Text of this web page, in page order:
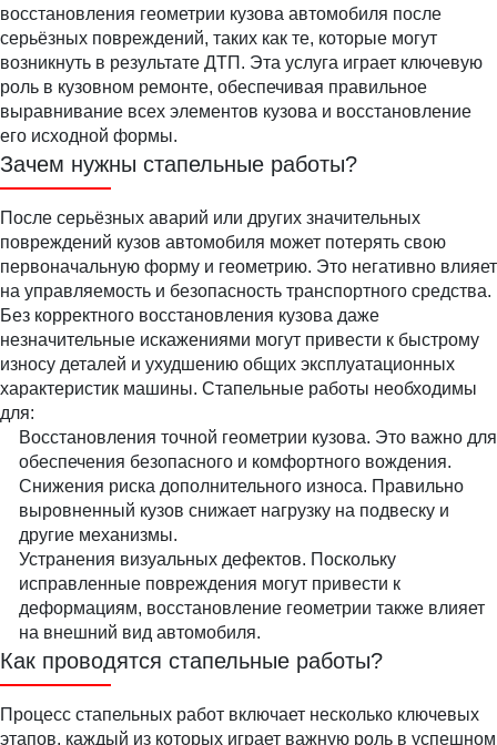
восстановления геометрии кузова автомобиля после
серьёзных повреждений, таких как те, которые могут
возникнуть в результате ДТП. Эта услуга играет ключевую
роль в кузовном ремонте, обеспечивая правильное
выравнивание всех элементов кузова и восстановление
его исходной формы.
Зачем нужны стапельные работы?
После серьёзных аварий или других значительных
повреждений кузов автомобиля может потерять свою
первоначальную форму и геометрию. Это негативно влияет
на управляемость и безопасность транспортного средства.
Без корректного восстановления кузова даже
незначительные искажениями могут привести к быстрому
износу деталей и ухудшению общих эксплуатационных
характеристик машины. Стапельные работы необходимы
для:
Восстановления точной геометрии кузова. Это важно для
обеспечения безопасного и комфортного вождения.
Снижения риска дополнительного износа. Правильно
выровненный кузов снижает нагрузку на подвеску и
другие механизмы.
Устранения визуальных дефектов. Поскольку
исправленные повреждения могут привести к
деформациям, восстановление геометрии также влияет
на внешний вид автомобиля.
Как проводятся стапельные работы?
Процесс стапельных работ включает несколько ключевых
этапов, каждый из которых играет важную роль в успешном